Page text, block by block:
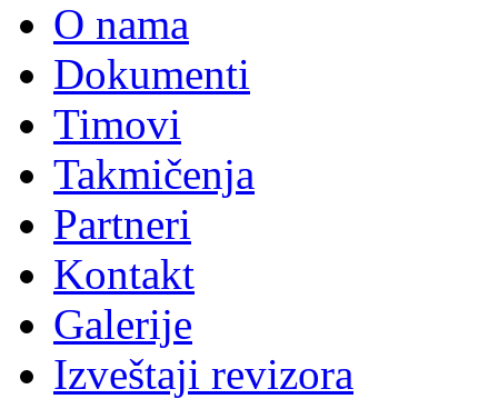
O nama
Dokumenti
Timovi
Takmičenja
Partneri
Kontakt
Galerije
Izveštaji revizora